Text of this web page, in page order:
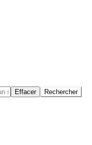
Effacer Rechercher